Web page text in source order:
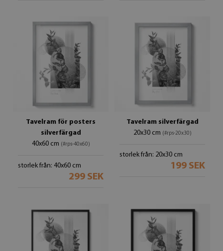
Tavelram för posters
silverfärgad
40x60 cm (#rps-40x60)
storlek från: 40x60 cm
299 SEK
Tavelram silverfärgad
20x30 cm (#rps-20x30)
storlek från: 20x30 cm
199 SEK